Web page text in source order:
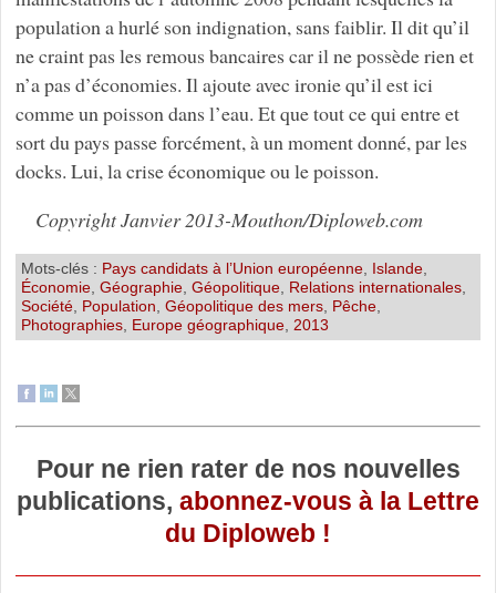
population a hurlé son indignation, sans faiblir. Il dit qu’il
ne craint pas les remous bancaires car il ne possède rien et
n’a pas d’économies. Il ajoute avec ironie qu’il est ici
comme un poisson dans l’eau. Et que tout ce qui entre et
sort du pays passe forcément, à un moment donné, par les
docks. Lui, la crise économique ou le poisson.
Copyright Janvier 2013-Mouthon/Diploweb.com
Mots-clés : Pays candidats à l’Union européenne, Islande,
Économie, Géographie, Géopolitique, Relations internationales,
Société, Population Géopolitique des mers, Pêche,
Photographies, Europe géographique, 2013
Pour ne rien rater de nos nouvelles
publications, abonnez-vous à la Lettre
du Diploweb !